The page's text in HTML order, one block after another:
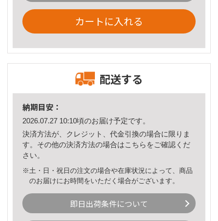
カートに入れる
配送する
納期目安：
2026.07.27 10:10頃のお届け予定です。
決済方法が、クレジット、代金引換の場合に限りま
す。その他の決済方法の場合はこちら をご確認くだ
さい。
※土・日・祝日の注文の場合や在庫状況によって、商品
のお届けにお時間をいただく場合がございます。
即日出荷条件について